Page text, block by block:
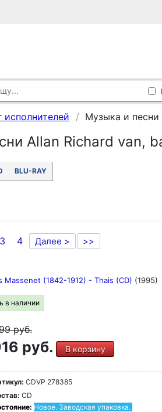
исполнителей Музыка и песни
Allan Richard van,
BLU-RAY
3 4 Далее > >>
Massenet (1842-1912) - Thais (CD) (1995)
в наличии
руб.
руб. В корзину
CDVP 278385
CD
Новое. Заводская упаковка.